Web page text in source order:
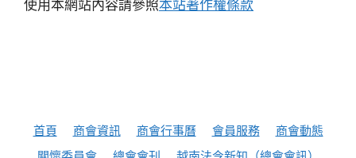
使用本網站內容請參照本站著作權條款
首頁 商會資訊 商會行事曆 會員服務
商會動態